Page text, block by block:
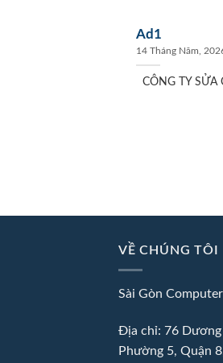
Ad1
14 Tháng Năm,
CÔNG TY SỬA
VỀ CHÚNG TÔI
Sài Gòn Computer
Địa chỉ: 76 Dương
Phường 5, Quận